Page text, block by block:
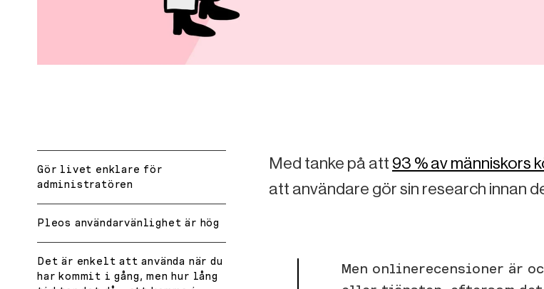
Gör livet enklare för
administratören
Pleos användarvänlighet är hög
Det är enkelt att använda när du
har kommit i gång, men hur lång
Med tanke på att 93 % av människors
att användare gör sin research innan
Men onlinerecensioner är